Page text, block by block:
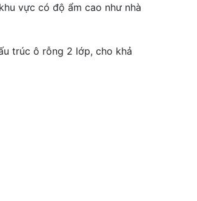
vực có độ ẩm cao như nhà
trúc ô rỗng 2 lớp, cho khả